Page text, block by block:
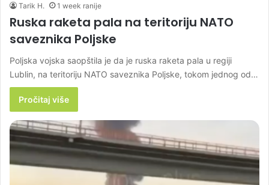
Tarik H. 1 week ranije
Ruska raketa pala na teritoriju NATO
saveznika Poljske
Poljska vojska saopštila je da je ruska raketa pala u regiji
Lublin, na teritoriju NATO saveznika Poljske, tokom jednog od…
Pročitaj više